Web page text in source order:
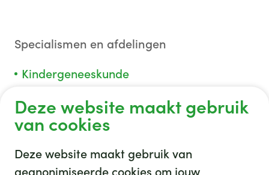
Specialismen en afdelingen
Kindergeneeskunde
Deze website maakt gebruik
van cookies
Deze website maakt gebruik van